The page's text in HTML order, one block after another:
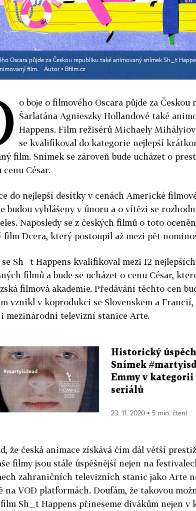
Oscara půjde za Českou republiku také animovaný snímek Sh_t
film.
Autor ▪ Bfilm.cz
o boje o filmového Oscara půjde za Českou
Šarlatána Agnieszky Hollandové také
Happens. Film režisérů Michaely
se kvalifikoval do kategorie nejlepší
film. Snímek se zároveň bude ucházet o
César.
do nejlepší desítky v cenách Americké
budou vyhlášeny v únoru a o vítězi se
Naposledy se z českých filmů o toto
film Dcera, který postoupil až mezi pět
se Sh_t Happens kvalifikoval mezi 12
filmů a bude se ucházet o cenu César,
filmová akademie. Předávání těchto cen
vznikl v koprodukci se Slovenskem a Francií,
mezinárodní televizní stanice Arte.
Historický
Snímek
Emmy v
seriálů
23. 11. 2020 ▪ 5 min. čtení
že česká animace získává čím dál větší
filmy jsou stále úspěšnější nejen na
zahraničních televizních stanic jako Arte
na VOD platformách. Doufám, že takovou
film Sh_t Happens přineseme divákům nejen v